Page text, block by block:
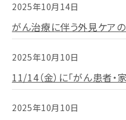
2025年10月14日
がん治療に伴う外見ケア
2025年10月10日
11/14（金）に「がん患者
2025年10月10日